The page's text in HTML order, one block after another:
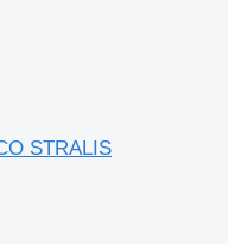
STRALIS